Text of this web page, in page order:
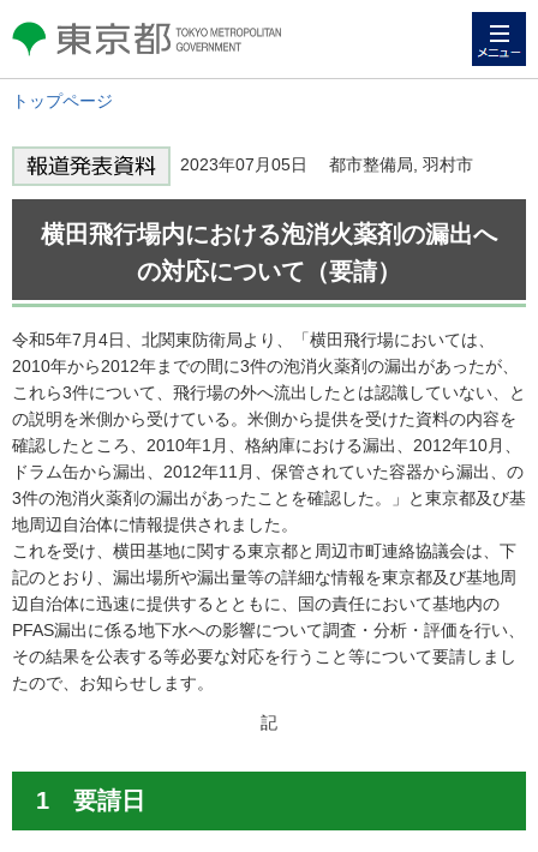
東京都 TOKYO METROPOLITAN
GOVERNMENT
トップページ
2023年07月05日 都市整備局, 羽村市
横田飛行場内における泡消火薬剤の漏出へ
の対応について（要請）
令和5年7月4日、北関東防衛局より、「横田飛行場においては、
2010年から2012年までの間に3件の泡消火薬剤の漏出があったが、
これら3件について、飛行場の外へ流出したとは認識していない、と
の説明を米側から受けている。米側から提供を受けた資料の内容を
確認したところ、2010年1月、格納庫における漏出、2012年10月、
ドラム缶から漏出、2012年11月、保管されていた容器から漏出、の
3件の泡消火薬剤の漏出があったことを確認した。」と東京都及び基
地周辺自治体に情報提供されました。
これを受け、横田基地に関する東京都と周辺市町連絡協議会は、下
記のとおり、漏出場所や漏出量等の詳細な情報を東京都及び基地周
辺自治体に迅速に提供するとともに、国の責任において基地内の
PFAS漏出に係る地下水への影響について調査・分析・評価を行い、
その結果を公表する等必要な対応を行うこと等について要請しまし
たので、お知らせします。
記
1 要請日